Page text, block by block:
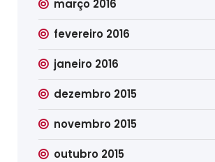
março 2016
fevereiro 2016
janeiro 2016
dezembro 2015
novembro 2015
outubro 2015